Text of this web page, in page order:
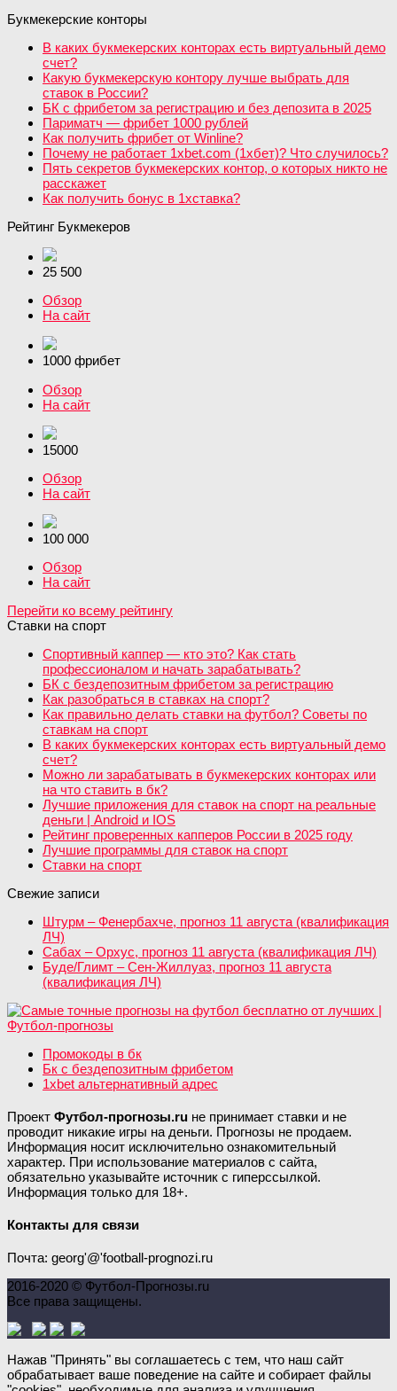
Букмекерские конторы
В каких букмекерских конторах есть виртуальный демо
счет?
Какую букмекерскую контору лучше выбрать для
ставок в России?
БК с фрибетом за регистрацию и без депозита в 2025
Париматч — фрибет 1000 рублей
Как получить фрибет от Winline?
Почему не работает 1xbet.com (1хбет)? Что случилось?
Пять секретов букмекерских контор, о которых никто не
расскажет
Как получить бонус в 1хставка?
Рейтинг Букмекеров
25 500
Обзор
На сайт
1000 фрибет
Обзор
На сайт
15000
Обзор
На сайт
100 000
Обзор
На сайт
Перейти ко всему рейтингу
Ставки на спорт
Спортивный каппер — кто это? Как стать
профессионалом и начать зарабатывать?
БК с бездепозитным фрибетом за регистрацию
Как разобраться в ставках на спорт?
Как правильно делать ставки на футбол? Советы по
ставкам на спорт
В каких букмекерских конторах есть виртуальный демо
счет?
Можно ли зарабатывать в букмекерских конторах или
на что ставить в бк?
Лучшие приложения для ставок на спорт на реальные
деньги | Android и IOS
Рейтинг проверенных капперов России в 2025 году
Лучшие программы для ставок на спорт
Ставки на спорт
Свежие записи
Штурм – Фенербахче, прогноз 11 августа (квалификация
ЛЧ)
Сабах – Орхус, прогноз 11 августа (квалификация ЛЧ)
Буде/Глимт – Сен-Жиллуаз, прогноз 11 августа
(квалификация ЛЧ)
Промокоды в бк
Бк с бездепозитным фрибетом
1xbet альтернативный адрес
Проект Футбол-прогнозы.ru не принимает ставки и не
проводит никакие игры на деньги. Прогнозы не продаем.
Информация носит исключительно ознакомительный
характер. При использование материалов с сайта,
обязательно указывайте источник с гиперссылкой.
Информация только для 18+.
Контакты для связи
Почта: georg'@'football-prognozi.ru
2016-2020 © Футбол-Прогнозы.ru
Все права защищены.
Нажав "Принять" вы соглашаетесь с тем, что наш сайт
обрабатывает ваше поведение на сайте и собирает файлы